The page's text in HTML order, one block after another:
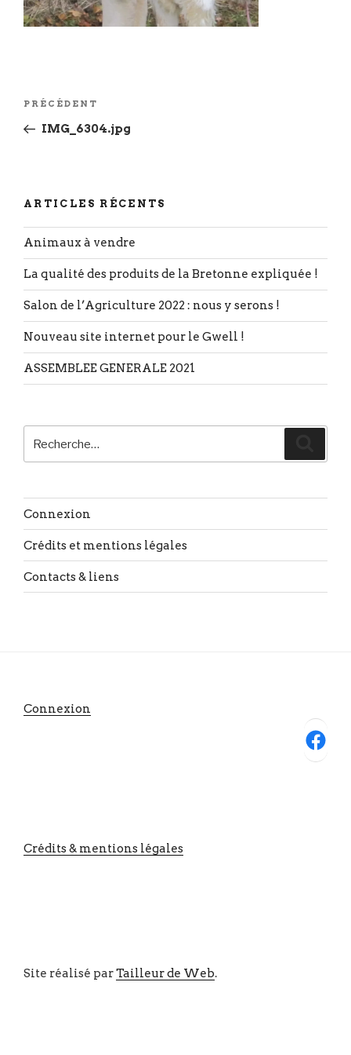
Navigation
l’article
Article
précédent
PRÉCÉDENT
IMG_6304.jpg
ARTICLES RÉCENTS
Animaux à vendre
La qualité des produits de la Bretonne expliquée !
Salon de l’Agriculture 2022 : nous y serons !
Nouveau site internet pour le Gwell !
ASSEMBLEE GENERALE 2021
pour
Connexion
Crédits et mentions légales
Contacts & liens
Connexion
Facebook
Crédits & mentions légales
Site réalisé parTailleur de Web.